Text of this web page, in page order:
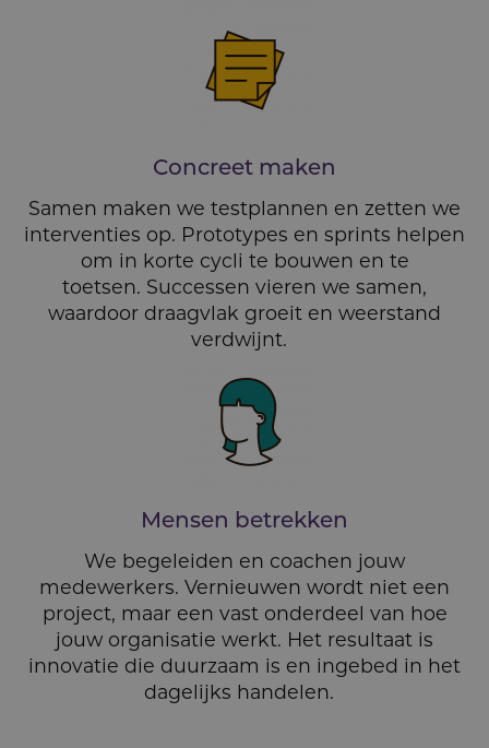
Concreet maken
Samen maken we testplannen en zetten we
interventies op. Prototypes en sprints helpen
om in korte cycli te bouwen en te
toetsen. Successen vieren we samen,
waardoor draagvlak groeit en weerstand
verdwijnt.
Mensen betrekken
We begeleiden en coachen jouw
medewerkers. Vernieuwen wordt niet een
project, maar een vast onderdeel van hoe
jouw organisatie werkt. Het resultaat is
innovatie die duurzaam is en ingebed in het
dagelijks handelen.